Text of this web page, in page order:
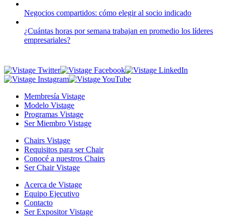
Negocios compartidos: cómo elegir al socio indicado
¿Cuántas horas por semana trabajan en promedio los líderes
empresariales?
Membresía Vistage
Modelo Vistage
Programas Vistage
Ser Miembro Vistage
Chairs Vistage
Requisitos para ser Chair
Conocé a nuestros Chairs
Ser Chair Vistage
Acerca de Vistage
Equipo Ejecutivo
Contacto
Ser Expositor Vistage